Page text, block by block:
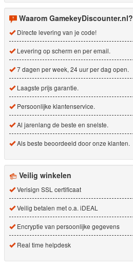
Waarom GamekeyDiscounter.nl?
Directe levering van je code!
Levering op scherm en per email.
7 dagen per week, 24 uur per dag open.
Laagste prijs garantie.
Persoonlijke klantenservice.
Al jarenlang de beste en snelste.
Als beste beoordeeld door onze klanten.
Veilig winkelen
Verisign SSL certificaat
Veilig betalen met o.a. iDEAL
Encryptie van persoonlijke gegevens
Real time helpdesk